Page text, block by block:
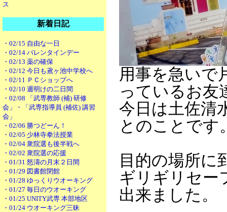
ス
新着日記
・02/15 自由な一日
・02/14 バレンタインデー
・02/13 薬の確保
・02/12 今日も鳶ヶ池中学校へ
・02/11 ＰＣショップへ
・02/10 週明けの二日間
・02/08 「武専教師 (補) 研修
会」・「武専指導員 (補佐) 講習
会」
・02/06 勝つどーん！
・02/05 少林寺拳法授業
・02/04 衆院選も後半戦へ
・02/02 衆院選の応援
・01/31 怒濤の月末２日間
・01/29 図書館閉館
・01/28 ゆっくりウオーキング
・01/27 毎日のウオーキング
・01/25 UNITY武専 本部地区
・01/24 ウオーキング三昧
用事を急いで
っているお友
今日は土佐清
とのことです
目的の場所に
ギリギリセー
出来ました。